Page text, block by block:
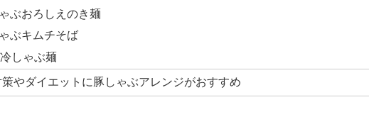
ぶおろしえのき麺
ぶキムチそば
しゃぶ麺
やダイエットに豚しゃぶアレンジがおすすめ